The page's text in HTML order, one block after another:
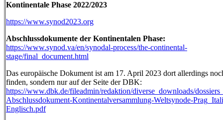
Kontinentale Phase 2022/2023
https://www.synod2023.org
Abschlussdokumente der Kontinentalen Phase:
https://www.synod.va/en/synodal-process/the-continental-
stage/final_document.html
Das europäische Dokument ist am 17. April 2023 dort allerdings
finden, sondern nur auf der Seite der DBK:
https://www.dbk.de/fileadmin/redaktion/diverse_downloads/
Abschlussdokument-Kontinentalversammlung-Weltsynode-
Englisch.pdf